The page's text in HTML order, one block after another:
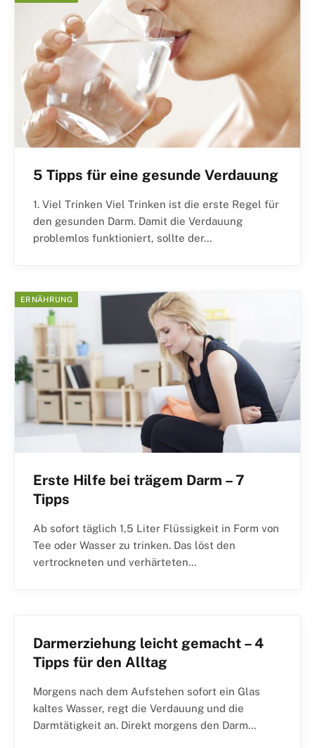
5 Tipps für eine gesunde Verdauung
1. Viel Trinken Viel Trinken ist die erste Regel für
den gesunden Darm. Damit die Verdauung
problemlos funktioniert, sollte der…
ERNÄHRUNG
Erste Hilfe bei trägem Darm – 7
Tipps
Ab sofort täglich 1,5 Liter Flüssigkeit in Form von
Tee oder Wasser zu trinken. Das löst den
vertrockneten und verhärteten…
Darmerziehung leicht gemacht – 4
Tipps für den Alltag
Morgens nach dem Aufstehen sofort ein Glas
kaltes Wasser, regt die Verdauung und die
Darmtätigkeit an. Direkt morgens den Darm…